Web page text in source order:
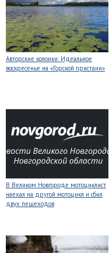
Авторские колонки: Идеальное
воскресенье на «Горской пристани»
В Великом Новгороде мотоциклист
наехал на другой мотоцикл и сбил
двух пешеходов